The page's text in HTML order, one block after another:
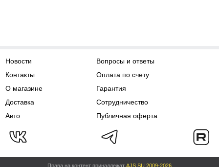
Новости
Контакты
О магазине
Доставка
Авто
Вопросы и ответы
Оплата по счету
Гарантия
Сотрудничество
Публичная оферта
Права на контент принадлежат AJS.SU 2009-2026